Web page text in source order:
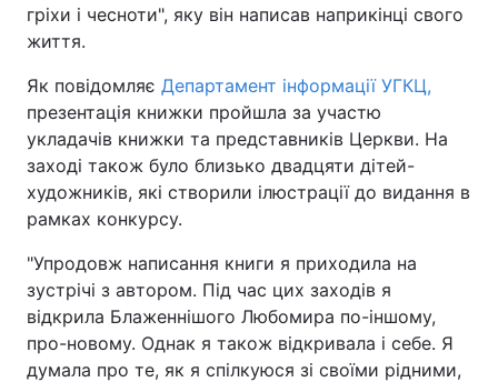
Україна Політика
Економіка Світ
Спорт Наука
Техно і зв'язок Лайт
Зброя Інциденти
Здоров'я Туризм
гріхи і чесноти", яку він написав наприкінці свого
життя.
Як повідомляє Департамент інформації УГКЦ,
презентація книжки пройшла за участю
укладачів книжки та представників Церкви. На
заході також було близько двадцяти дітей-
художників, які створили ілюстрації до видання в
рамках конкурсу.
"Упродовж написання книги я приходила на
зустрічі з автором. Під час цих заходів я
відкрила Блаженнішого Любомира по-іншому,
про-новому. Однак я також відкривала і себе. Я
думала про те, як я спілкуюся зі своїми рідними,